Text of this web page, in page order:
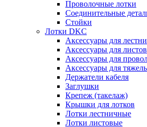
Проволочные лотки
Соединительные
Стойки
Лотки DKC
Аксессуары для
Аксессуары для
Аксессуары для
Аксессуары для
Держатели кабеля
Заглушки
Крепеж (такелаж)
Крышки для лотков
Лотки лестничные
Лотки листовые